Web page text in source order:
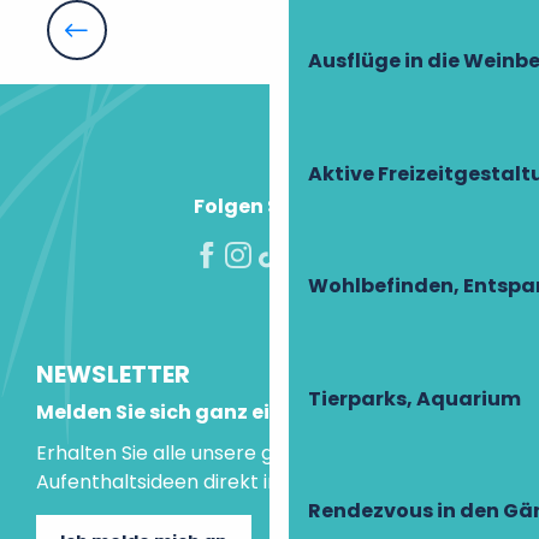
Ausflüge in die
Aktive
Wohlbefinden,
Tierparks, Aquarium
Rendezvous in den
Lodge de luxe - Manoir de la Mazeraie
Villa à l'Ancien Pigeonnier - Appartement meublé
Les Bambous
Le Papangue
Folgen Sie uns!
NEWSLETTER
Melden Sie sich ganz einfach an!
Erhalten Sie alle unsere guten Tipps und
Aufenthaltsideen direkt in Ihre Mailbox.